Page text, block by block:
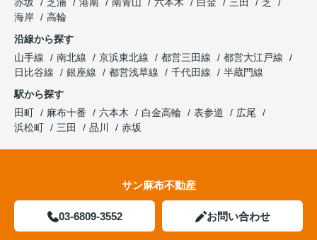
海岸
高輪
沿線から探す
山手線
南北線 京浜東北線 都営三田線
都営大江戸線
日比谷線
銀座線 都営浅草線 千代田線
半蔵門線
駅から探す
田町
麻布十番 六本木 白金高輪 表参道
広尾
浜松町
三田 品川 赤坂
サン麻布不動産
03-6809-3552 お問い合わせ